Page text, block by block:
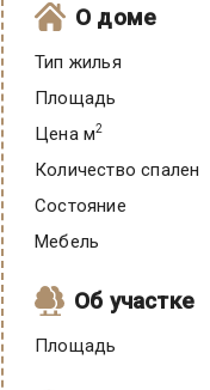
О доме
Тип жилья
Площадь
Цена м2
Количество спален
Состояние
Мебель
Об участке
Площадь